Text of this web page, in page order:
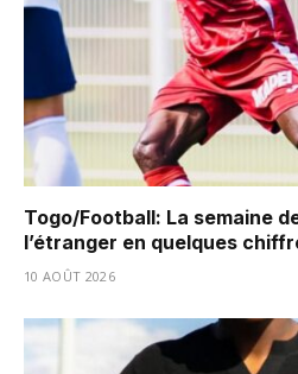
Togo/Football: La semaine
l’étranger en quelques
10 AOÛT 2026